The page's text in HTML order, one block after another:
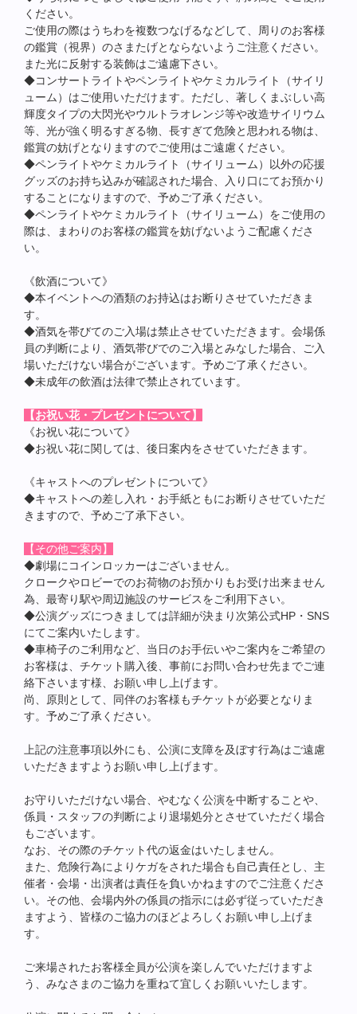
ください。
ご使用の際はうちわを複数つなげるなどして、周りのお客様
の鑑賞（視界）のさまたげとならないようご注意ください。
また光に反射する装飾はご遠慮下さい。
◆コンサートライトやペンライトやケミカルライト（サイリ
ューム）はご使用いただけます。ただし、著しくまぶしい高
輝度タイプの大閃光やウルトラオレンジ等や改造サイリウム
等、光が強く明るすぎる物、長すぎて危険と思われる物は、
鑑賞の妨げとなりますのでご使用はご遠慮ください。
◆ペンライトやケミカルライト（サイリューム）以外の応援
グッズのお持ち込みが確認された場合、入り口にてお預かり
することになりますので、予めご了承ください。
◆ペンライトやケミカルライト（サイリューム）をご使用の
際は、まわりのお客様の鑑賞を妨げないようご配慮くださ
い。
《飲酒について》
◆本イベントへの酒類のお持込はお断りさせていただきま
す。
◆酒気を帯びてのご入場は禁止させていただきます。会場係
員の判断により、酒気帯びでのご入場とみなした場合、ご入
場いただけない場合がございます。予めご了承ください。
◆未成年の飲酒は法律で禁止されています。
【お祝い花・プレゼントについて】
《お祝い花について》
◆お祝い花に関しては、後日案内をさせていただきます。
《キャストへのプレゼントについて》
◆キャストへの差し入れ・お手紙ともにお断りさせていただ
きますので、予めご了承下さい。
【その他ご案内】
◆劇場にコインロッカーはございません。
クロークやロビーでのお荷物のお預かりもお受け出来ません
為、最寄り駅や周辺施設のサービスをご利用下さい。
◆公演グッズにつきましては詳細が決まり次第公式HP・SNS
にてご案内いたします。
◆車椅子のご利用など、当日のお手伝いやご案内をご希望の
お客様は、チケット購入後、事前にお問い合わせ先までご連
絡下さいます様、お願い申し上げます。
尚、原則として、同伴のお客様もチケットが必要となりま
す。予めご了承ください。
上記の注意事項以外にも、公演に支障を及ぼす行為はご遠慮
いただきますようお願い申し上げます。
お守りいただけない場合、やむなく公演を中断することや、
係員・スタッフの判断により退場処分とさせていただく場合
もございます。
なお、その際のチケット代の返金はいたしません。
また、危険行為によりケガをされた場合も自己責任とし、主
催者・会場・出演者は責任を負いかねますのでご注意くださ
い。その他、会場内外の係員の指示には必ず従っていただき
ますよう、皆様のご協力のほどよろしくお願い申し上げま
す。
ご来場されたお客様全員が公演を楽しんでいただけますよ
う、みなさまのご協力を重ねて宜しくお願いいたします。